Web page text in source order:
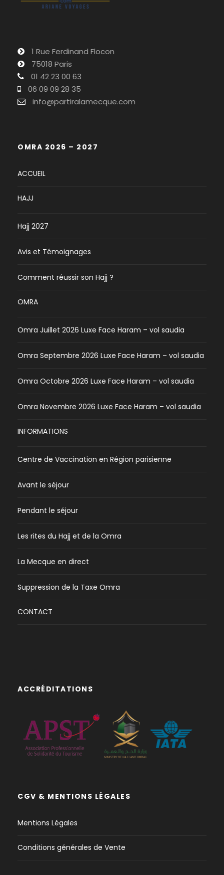
1 Rue Ferdinand Flocon
75018 Paris
01 42 23 00 63
06 09 09 28 35
info@partiralamecque.com
OMRA 2026 – 2027
ACCUEIL
HAJJ
Hajj 2027
Avis et Témoignages
Comment réussir son Hajj ?
OMRA
Omra Juillet 2026 Luxe Face Haram – vol saudia
Omra Septembre 2026 Luxe Face Haram – vol saudia
Omra Octobre 2026 Luxe Face Haram – vol saudia
Omra Novembre 2026 Luxe Face Haram – vol saudia
INFORMATIONS
Centre de Vaccination en Région parisienne
Avant le séjour
Pendant le séjour
Les rites du Hajj et de la Omra
La Mecque en direct
Suppression de la Taxe Omra
CONTACT
ACCRÉDITATIONS
CGV & MENTIONS LÉGALES
Mentions Légales
Conditions générales de Vente